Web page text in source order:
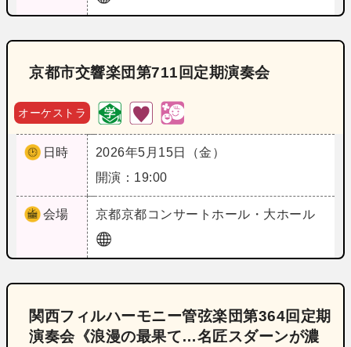
京都市交響楽団第711回定期演奏会
オーケストラ
日時
2026年5月15日（金）
開演：19:00
会場 京都京都コンサートホール・大ホール
関西フィルハーモニー管弦楽団第364回定期
演奏会《浪漫の最果て…名匠スダーンが濃